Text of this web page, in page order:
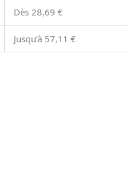
Dès 28,69 €
Jusqu’à 57,11 €